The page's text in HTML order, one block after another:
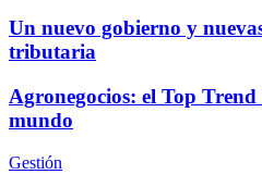
Un nuevo gobierno y
tributaria
Agronegocios: el Top Trend
mundo
Gestión